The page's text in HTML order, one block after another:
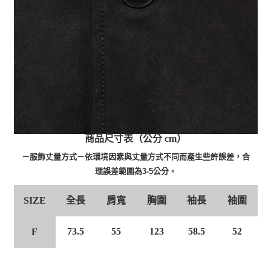
商品尺寸表（公分 cm）
－服飾丈量方式－依環境因素與丈量方式不同而產生些許誤差，合
理誤差範圍為3-5公分。
SIZE 全長 肩寬 胸圍 袖長 袖圍
F 73.5 55 123 58.5 52